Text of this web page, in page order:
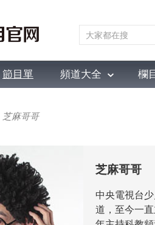
節目單 頻道大全 欄
綜藝 中文國際
芝麻哥哥
芝麻哥哥
中央電視台
道，至今一